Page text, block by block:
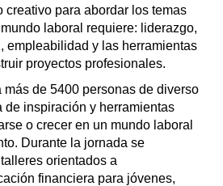
creativo para abordar los temas
laboral requiere: liderazgo,
empleabilidad y las herramientas
proyectos profesionales.
más de 5400 personas de diverso
de inspiración y herramientas
o crecer en un mundo laboral
Durante la jornada se
orientados a
financiera para jóvenes,